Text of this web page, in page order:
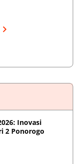
Inovasi
2 Ponorogo